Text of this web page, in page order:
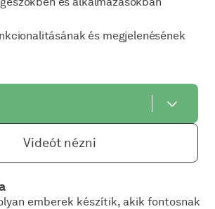
és megjelenésének
Videót nézni
emberek készítik, akik fontosnak